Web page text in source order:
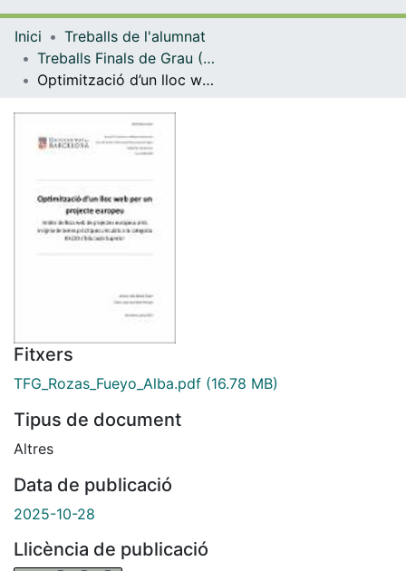
Navega per tot el DD
Inici
Treballs de l'alumnat
Treballs Finals de Grau (TFG) - Gestió d'Informació i Documentació Digital
Optimització d’un lloc web per un projecte europeu. Anàlisi de llocs web de projectes europeus amb insígnia de bones pràctiques vinculats a la categoria KA220 d’Educació Superior
Fitxers
TFG_Rozas_Fueyo_Alba.pdf (16.78 MB)
Tipus de document
Altres
Data de publicació
2025-10-28
Llicència de publicació